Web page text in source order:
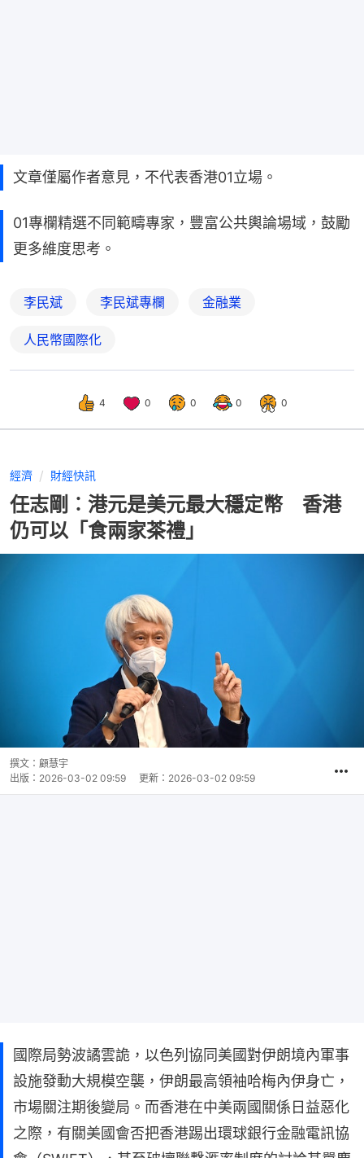
文章僅屬作者意見，不代表香港01立場。
01專欄精選不同範疇專家，豐富公共輿論場域，鼓勵
更多維度思考。
李民斌 李民斌專欄 金融業
人民幣國際化
4 0 0 0 0
經濟 財經快訊
任志剛︰港元是美元最大穩定幣 香港
仍可以「食兩家茶禮」
撰文： 顧慧宇
出版： 2026-03-02 09:59 更新： 2026-03-02 09:59
國際局勢波譎雲詭，以色列協同美國對伊朗境內軍事
設施發動大規模空襲，伊朗最高領袖哈梅內伊身亡，
市場關注期後變局。而香港在中美兩國關係日益惡化
之際，有關美國會否把香港踢出環球銀行金融電訊協